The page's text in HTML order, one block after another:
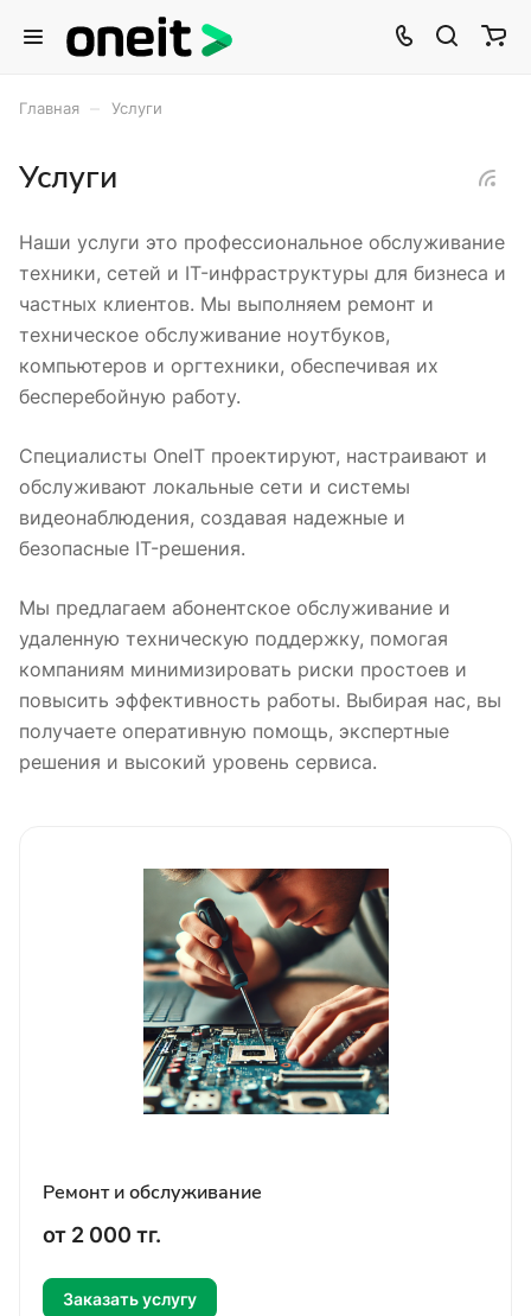
Главная Услуги
Услуги
Наши услуги это профессиональное обслуживание
техники, сетей и IT-инфраструктуры для бизнеса и
частных клиентов. Мы выполняем ремонт и
техническое обслуживание ноутбуков,
компьютеров и оргтехники, обеспечивая их
бесперебойную работу.
Специалисты OneIT проектируют, настраивают и
обслуживают локальные сети и системы
видеонаблюдения, создавая надежные и
безопасные IT-решения.
Мы предлагаем абонентское обслуживание и
удаленную техническую поддержку, помогая
компаниям минимизировать риски простоев и
повысить эффективность работы. Выбирая нас, вы
получаете оперативную помощь, экспертные
решения и высокий уровень сервиса.
Ремонт и обслуживание
от 2 000 тг.
Заказать услугу